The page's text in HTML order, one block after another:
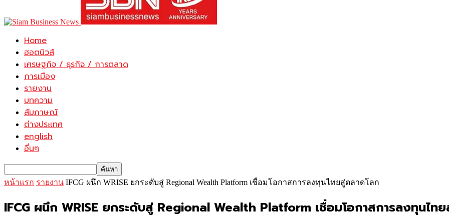
Home
ฮอตนิวส์
เศรษฐกิจ / ธุรกิจ / การตลาด
การเมือง
รายงาน
บทความ
สัมภาษณ์
ต่างประเทศ
english
อื่นๆ
หน้าแรก รายงาน IFCG ผนึก WRISE ยกระดับสู่ Regional Wealth Platform เชื่อมโอกาสการลงทุนไทยสู่ตลาดโลก
IFCG ผนึก WRISE ยกระดับสู่ Regional Wealth Platform เชื่อมโอกาสการลงทุนไท